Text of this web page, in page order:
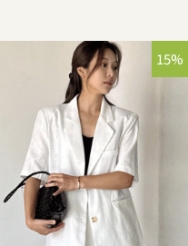
15%